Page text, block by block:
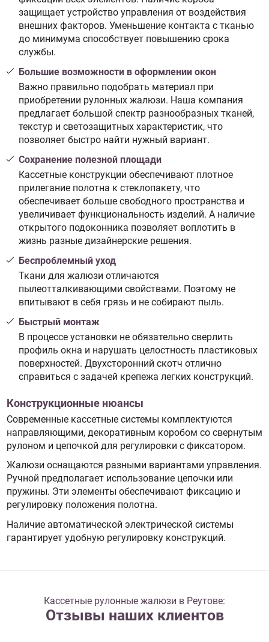
защищает устройство управления от воздействия
внешних факторов. Уменьшение контакта с тканью
до минимума способствует повышению срока
службы.
Большие возможности в оформлении окон
Важно правильно подобрать материал при
приобретении рулонных жалюзи. Наша компания
предлагает большой спектр разнообразных тканей,
текстур и светозащитных характеристик, что
позволяет быстро найти нужный вариант.
Сохранение полезной площади
Кассетные конструкции обеспечивают плотное
прилегание полотна к стеклопакету, что
обеспечивает больше свободного пространства и
увеличивает функциональность изделий. А наличие
открытого подоконника позволяет воплотить в
жизнь разные дизайнерские решения.
Беспроблемный уход
Ткани для жалюзи отличаются
пылеотталкивающими свойствами. Поэтому не
впитывают в себя грязь и не собирают пыль.
Быстрый монтаж
В процессе установки не обязательно сверлить
профиль окна и нарушать целостность пластиковых
поверхностей. Двухсторонний скотч отлично
справиться с задачей крепежа легких конструкций.
Конструкционные нюансы
Современные кассетные системы комплектуются
направляющими, декоративным коробом со свернутым
рулоном и цепочкой для регулировки с фиксатором.
Жалюзи оснащаются разными вариантами управления.
Ручной предполагает использование цепочки или
пружины. Эти элементы обеспечивают фиксацию и
регулировку положения полотна.
Наличие автоматической электрической системы
гарантирует удобную регулировку конструкций.
Кассетные рулонные жалюзи в Реутове:
Отзывы наших клиентов